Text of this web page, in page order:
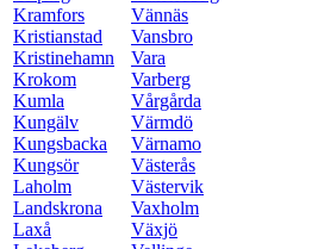
Kramfors
Kristianstad
Kristinehamn
Krokom
Kumla
Kungälv
Kungsbacka
Kungsör
Laholm
Landskrona
Laxå
Vännäs
Vansbro
Vara
Varberg
Vårgårda
Värmdö
Värnamo
Västerås
Västervik
Vaxholm
Växjö